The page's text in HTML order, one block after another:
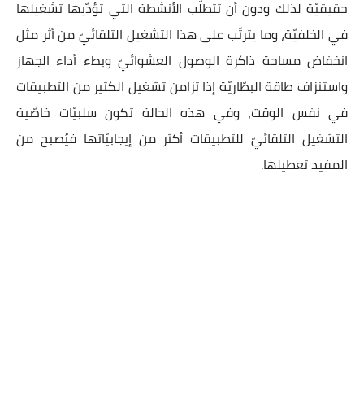
حقيقيّة لذلك ودون أن تتطلّب الأنشطة التي تؤدّيها تشغيلها
في الخلفيّة، وما يترتّب على هذا التشغيل التلقائيّ من أثر مثل
انخفاض مساحة ذاكرة الوصول العشوائيّ وبطء أداء الجهاز
واستنزاف طاقة البطّاريّة إذا تزامن تشغيل الكثير من التطبيقات
في نفس الوقت، وفي هذه الحالة تكون سلبيّات خاصّية
التشغيل التلقائيّ للتطبيقات أكثر من إيجابيّاتها فيُصبح من
المفيد تعطيلها.